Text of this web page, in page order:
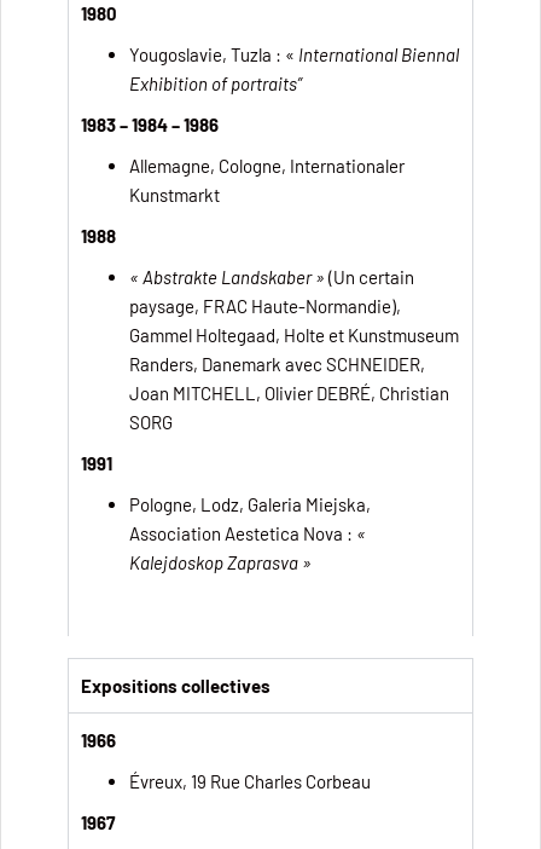
1980
Yougoslavie, Tuzla : « International Biennal
Exhibition of portraits”
1983 – 1984 – 1986
Allemagne, Cologne, Internationaler
Kunstmarkt
1988
« Abstrakte Landskaber » (Un certain
paysage, FRAC Haute-Normandie),
Gammel Holtegaad, Holte et Kunstmuseum
Randers, Danemark avec SCHNEIDER,
Joan MITCHELL, Olivier DEBRÉ, Christian
SORG
1991
Pologne, Lodz, Galeria Miejska,
Association Aestetica Nova : «
Kalejdoskop Zaprasva »
Expositions collectives
1966
Évreux, 19 Rue Charles Corbeau
1967